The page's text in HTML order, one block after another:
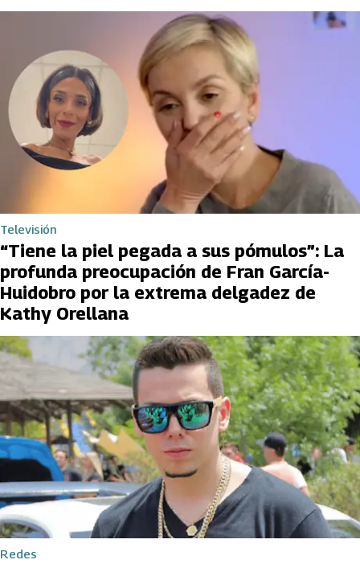
Televisión
“Tiene la piel pegada a sus pómulos”: La
profunda preocupación de Fran García-
Huidobro por la extrema delgadez de
Kathy Orellana
Redes